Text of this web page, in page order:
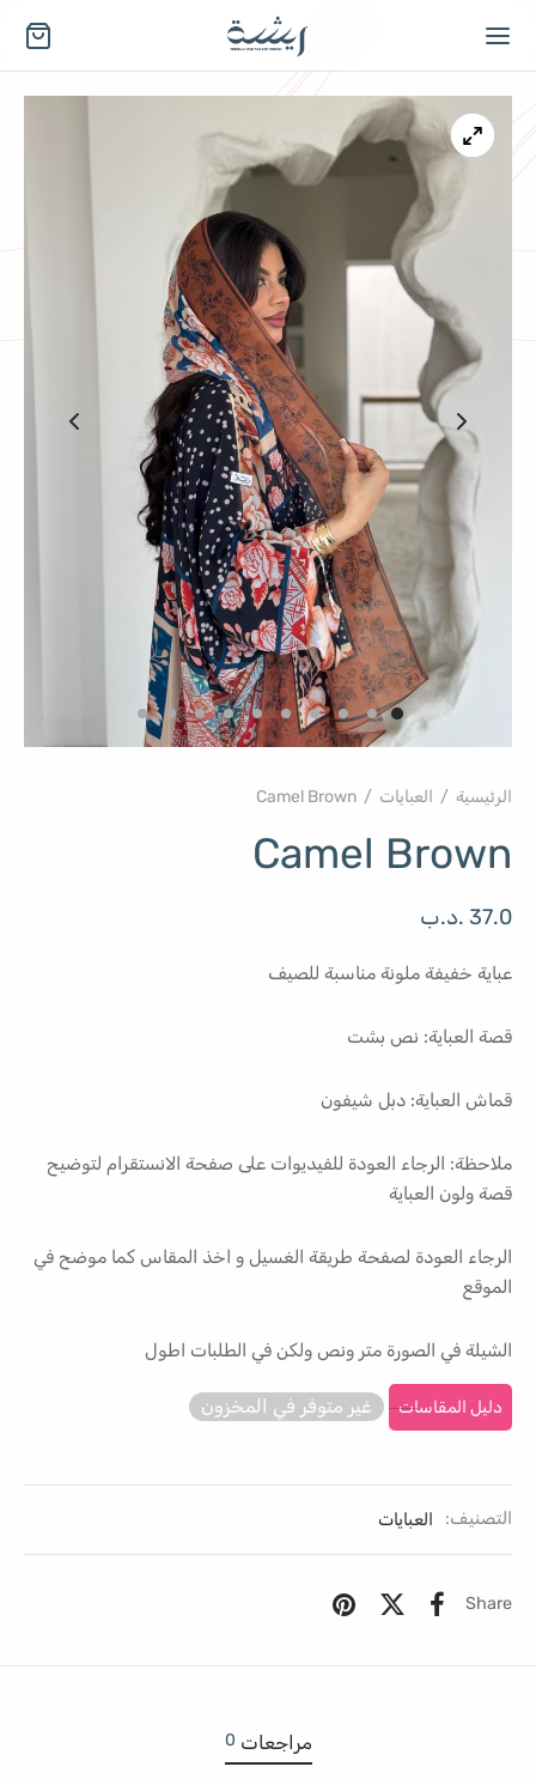
الرئيسية / العبايات /
Camel Brown
37.0 .د.ب
عباية خفيفة ملونة مناسبة للصيف
قصة العباية: نص بشت
قماش العباية: دبل شيفون
ملاحظة: الرجاء العودة للفيديوات على صفحة الانستقرام لتوضيح
قصة ولون العباية
الرجاء العودة لصفحة طريقة الغسيل و اخذ المقاس كما موضح في
الموقع
الشيلة في الصورة متر ونص ولكن في الطلبات اطول
دليل المقاسات غير متوفر في المخزون
التصنيف: العبايات
Share
مراجعات 0